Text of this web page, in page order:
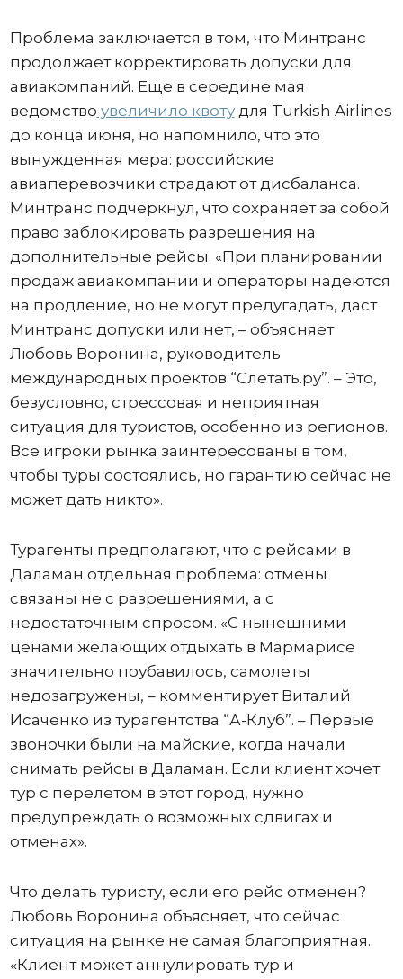
Проблема заключается в том, что Минтранс
продолжает корректировать допуски для
авиакомпаний. Еще в середине мая
ведомство увеличило квотудля Turkish Airlines
до конца июня, но напомнило, что это
вынужденная мера: российские
авиаперевозчики страдают от дисбаланса.
Минтранс подчеркнул, что сохраняет за собой
право заблокировать разрешения на
дополнительные рейсы. «При планировании
продаж авиакомпании и операторы надеются
на продление, но не могут предугадать, даст
Минтранс допуски или нет, – объясняет
Любовь Воронина, руководитель
международных проектов “Слетать.ру”. – Это,
безусловно, стрессовая и неприятная
ситуация для туристов, особенно из регионов.
Все игроки рынка заинтересованы в том,
чтобы туры состоялись, но гарантию сейчас не
может дать никто».
Турагенты предполагают, что с рейсами в
Даламан отдельная проблема: отмены
связаны не с разрешениями, а с
недостаточным спросом. «С нынешними
ценами желающих отдыхать в Мармарисе
значительно поубавилось, самолеты
недозагружены, – комментирует Виталий
Исаченко из турагентства “А-Клуб”. – Первые
звоночки были на майские, когда начали
снимать рейсы в Даламан. Если клиент хочет
тур с перелетом в этот город, нужно
предупреждать о возможных сдвигах и
отменах».
Что делать туристу, если его рейс отменен?
Любовь Воронина объясняет, что сейчас
ситуация на рынке не самая благоприятная.
«Клиент может аннулировать тур и